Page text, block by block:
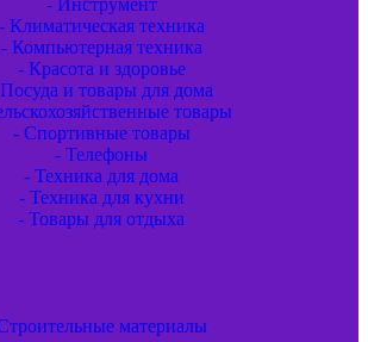
- Климатическая техника
- Компьютерная техника
- Красота и здоровье
и товары для дома
товары
- Спортивные товары
- Телефоны
- Техника для дома
- Техника для кухни
- Товары для отдыха
материалы